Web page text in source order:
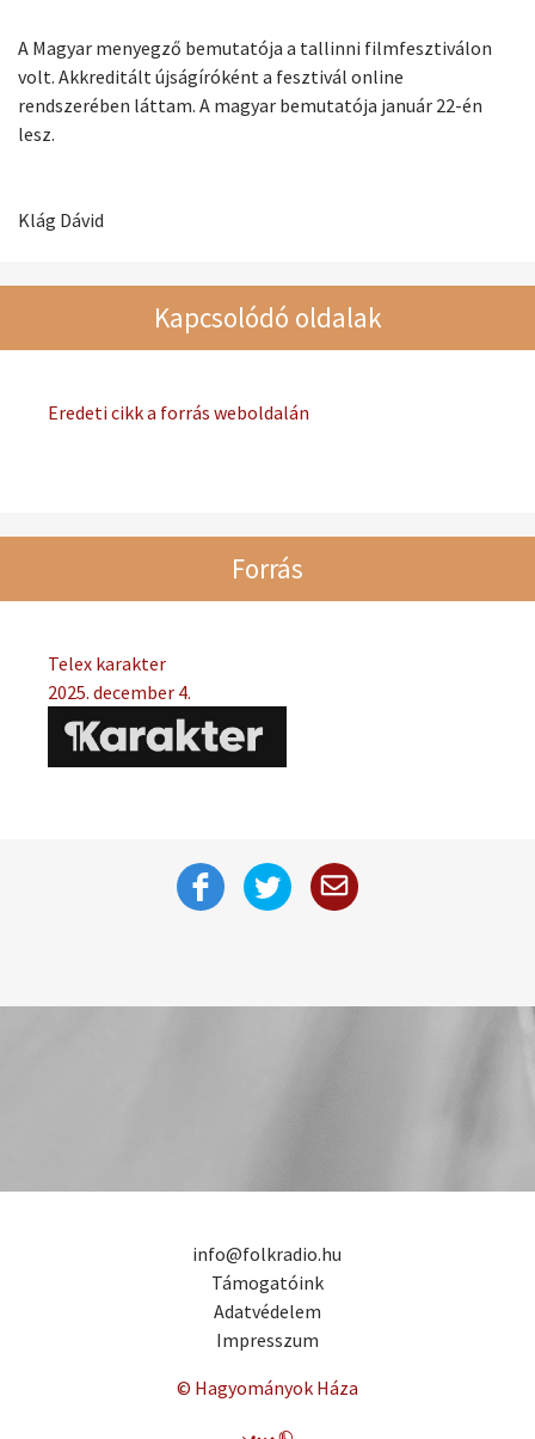
A Magyar menyegző bemutatója a tallinni filmfesztiválon
volt. Akkreditált újságíróként a fesztivál online
rendszerében láttam. A magyar bemutatója január 22-én
lesz.
Klág Dávid
Kapcsolódó oldalak
Eredeti cikk a forrás weboldalán
Forrás
Telex karakter
2025. december 4.
info@folkradio.hu
Támogatóink
Adatvédelem
Impresszum
© Hagyományok Háza